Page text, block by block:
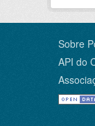
Sobre
API do